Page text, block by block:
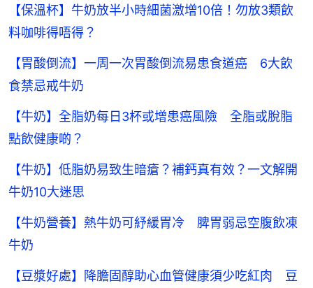
【保溫杯】牛奶放半小時細菌激增10倍！勿放3類飲
料咖啡得唔得？
【胃酸倒流】一周一次胃酸倒流易患食道癌 6大飲
食禁忌戒牛奶
【牛奶】全脂奶每日3杯或增患癌風險 全脂或脫脂
點飲健康啲？
【牛奶】低脂奶易致生暗瘡？補鈣真有效？一文解開
牛奶10大迷思
【牛奶營養】熱牛奶可紓緩胃冷 脾胃弱忌空腹飲凍
牛奶
【豆漿好處】降膽固醇助心血管健康須少吃紅肉 豆